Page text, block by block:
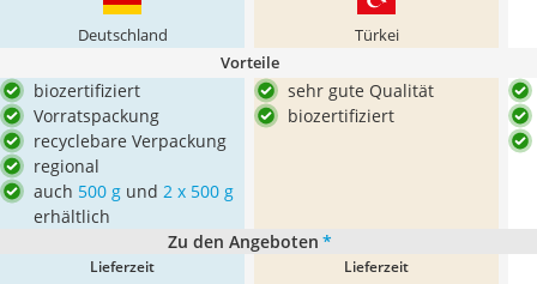
Deutschland Türkei
Vorteile
biozertifiziert
Vorratspackung
recyclebare Verpackung
regional
auch 500 g und 2 x 500 g
erhältlich
sehr gute Qualität
biozertifiziert
Zu den Angeboten *
Lieferzeit Lieferzeit